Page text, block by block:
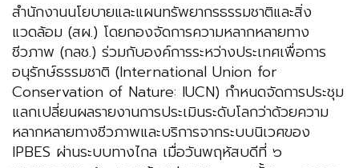
สำนักงานนโยบายและแผนทรัพยากรธรรมชาติและสิ่ง
แวดล้อม (สผ.) โดยกองจัดการความหลากหลายทาง
ชีวภาพ (กลช.) ร่วมกับองค์การระหว่างประเทศเพื่อการ
อนุรักษ์ธรรมชาติ (International Union for
Conservation of Nature: IUCN) กำหนดจัดการประชุม
แลกเปลี่ยนผลรายงานการประเมินระดับโลกว่าด้วยความ
หลากหลายทางชีวภาพและบริการจากระบบนิเวศของ
IPBES ผ่านระบบทางไกล เมื่อวันพฤหัสบดีที่ ๖